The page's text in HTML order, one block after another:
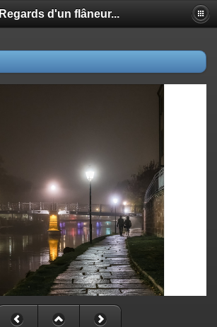
Regards d'un flâneur...